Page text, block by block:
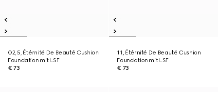
02,5, Étérnité De Beauté Cushion
Foundation mit LSF
€ 73
11, Étérnité De Beauté Cushion
Foundation mit LSF
€ 73